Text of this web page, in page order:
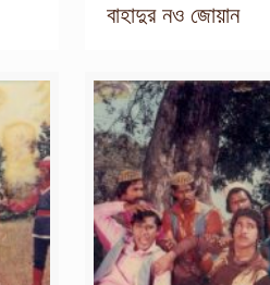
বাহাদুর নও জোয়ান